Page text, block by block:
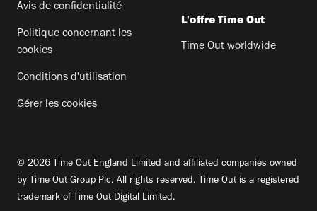
Avis de confidentialité
Politique concernant les
cookies
Conditions d'utilisation
Gérer les cookies
L'offre Time Out
Time Out worldwide
© 2026 Time Out England Limited and affiliated companies owned
by Time Out Group Plc. All rights reserved. Time Out is a registered
trademark of Time Out Digital Limited.